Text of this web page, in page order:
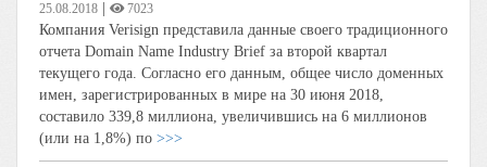
25.08.2018 7023
Компания Verisign представила данные своего традиционного
отчета Domain Name Industry Brief за второй квартал
текущего года. Согласно его данным, общее число доменных
имен, зарегистрированных в мире на 30 июня 2018,
составило 339,8 миллиона, увеличившись на 6 миллионов
(или на 1,8%) по >>>